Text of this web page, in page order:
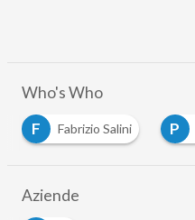
Who's Who
F
Fabrizio Salini P
Aziende